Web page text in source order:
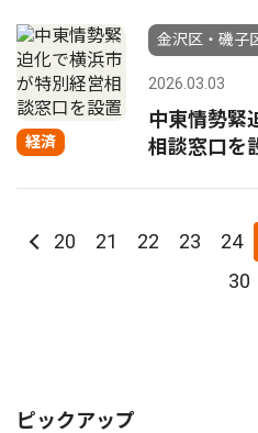
経済
金沢区・磯子
2026.03.03
中東情勢緊
相談窓口を
20 21 22 23 24
30
ピックアップ